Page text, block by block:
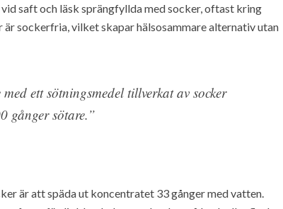
saft och läsk sprängfyllda med socker, oftast kring
sockerfria, vilket skapar hälsosammare alternativ utan
ett sötningsmedel tillverkat av socker
gånger sötare.”
är att späda ut koncentratet 33 gånger med vatten.